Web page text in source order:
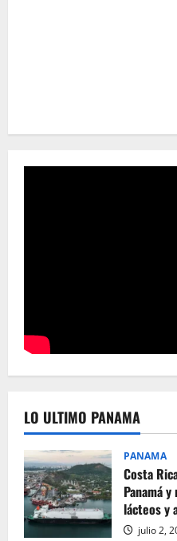
LO ULTIMO PANAMA
PANAMA
Costa
Panamá
lácteos y
julio 2,